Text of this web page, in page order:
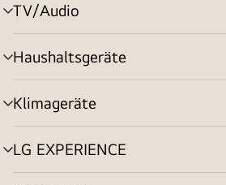
TV/Audio
Menü
umschalten
Haushaltsgeräte
Menü
umschalten
Klimageräte
Menü
umschalten
LG EXPERIENCE
Menü
umschalten